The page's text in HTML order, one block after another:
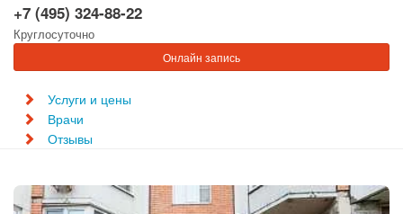
+7 (495) 324-88-22
Круглосуточно
Онлайн запись
Услуги и цены
Врачи
Отзывы